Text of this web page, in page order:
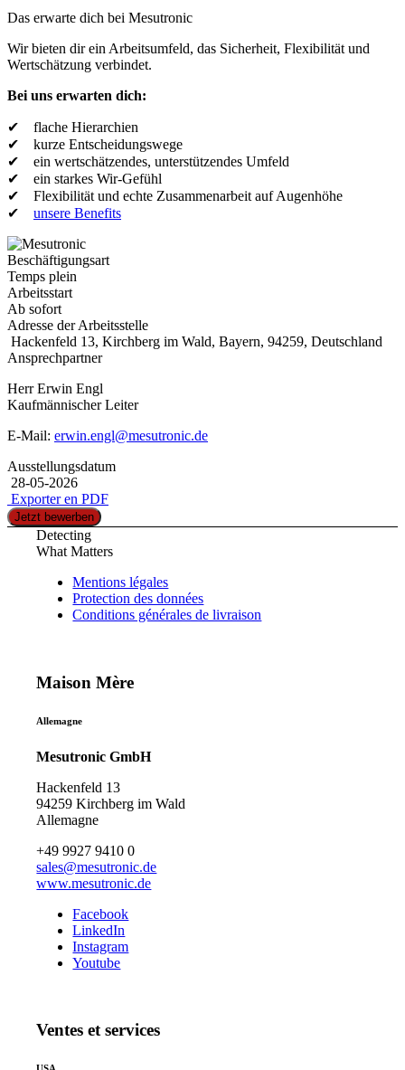
Das erwarte dich bei Mesutronic
Wir bieten dir ein Arbeitsumfeld, das Sicherheit, Flexibilität und
Wertschätzung verbindet.
Bei uns erwarten dich:
✔ flache Hierarchien
✔ kurze Entscheidungswege
✔ ein wertschätzendes, unterstützendes Umfeld
✔ ein starkes Wir-Gefühl
✔ Flexibilität und echte Zusammenarbeit auf Augenhöhe
✔ unsere Benefits
Beschäftigungsart
Temps plein
Arbeitsstart
Ab sofort
Adresse der Arbeitsstelle
Hackenfeld 13, Kirchberg im Wald, Bayern, 94259, Deutschland
Ansprechpartner
Herr Erwin Engl
Kaufmännischer Leiter
E-Mail: erwin.engl@mesutronic.de
Ausstellungsdatum
28-05-2026
Exporter en PDF
Jetzt bewerben
Detecting
What Matters
Mentions légales
Protection des données
Conditions générales de livraison
Maison Mère
Allemagne
Mesutronic GmbH
Hackenfeld 13
94259 Kirchberg im Wald
Allemagne
+49 9927 9410 0
sales@mesutronic.de
www.mesutronic.de
Facebook
LinkedIn
Instagram
Youtube
Ventes et services